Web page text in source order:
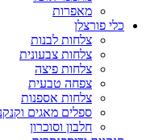
מאפרות
כלי פורצלן
צלחות לבנות
צלחות צבעונית
צלחות פיצה
צפחה טבעית
צלחות אספנות
ספלים מאגים
חלבון וסוכרון